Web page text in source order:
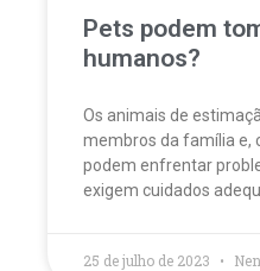
Pets podem
humanos?
Os animais de
membros da família e,
podem enfrentar
exigem cuidados
25 de julho de 2023